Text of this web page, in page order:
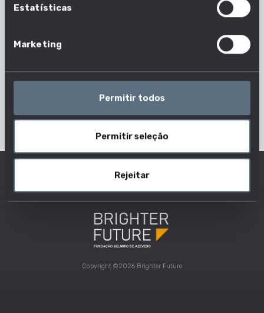
Estatísticas
Marketing
Permitir todos
Permitir seleção
Rejeitar
Copyright ©2026 Brighter Future